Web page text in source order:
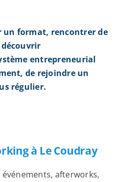
un format, rencontrer de
entrepreneurial
de rejoindre un
régulier.
à Le Coudray
afterworks,